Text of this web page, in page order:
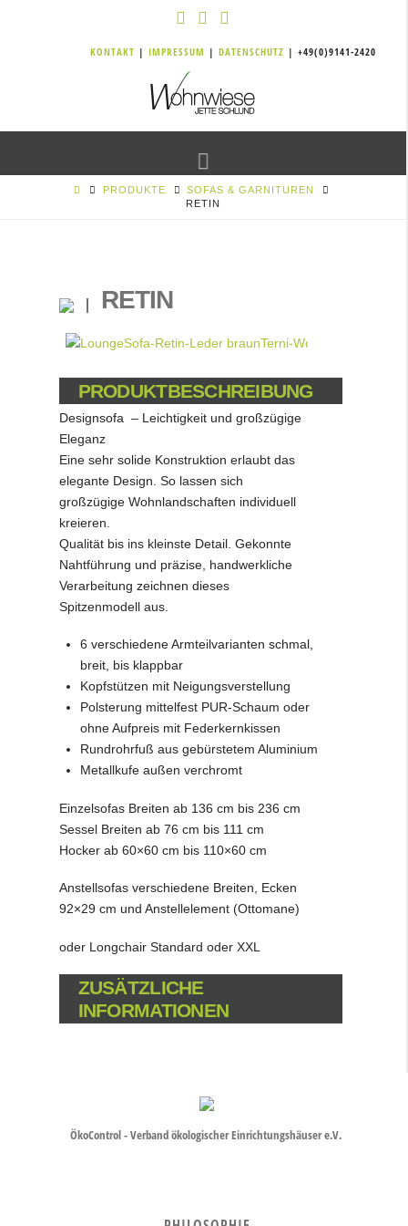
KONTAKT | IMPRESSUM | DATENSCHUTZ | +49(0)9141-2420
PRODUKTE
SOFAS & GARNITUREN
RETIN
RETIN
PRODUKTBESCHREIBUNG
Designsofa – Leichtigkeit und großzügige
Eleganz
Eine sehr solide Konstruktion erlaubt das
elegante Design. So lassen sich
großzügige Wohnlandschaften individuell
kreieren.
Qualität bis ins kleinste Detail. Gekonnte
Nahtführung und präzise, handwerkliche
Verarbeitung zeichnen dieses
Spitzenmodell aus.
6 verschiedene Armteilvarianten schmal,
breit, bis klappbar
Kopfstützen mit Neigungsverstellung
Polsterung mittelfest PUR-Schaum oder
ohne Aufpreis mit Federkernkissen
Rundrohrfuß aus gebürstetem Aluminium
Metallkufe außen verchromt
Einzelsofas Breiten ab 136 cm bis 236 cm
Sessel Breiten ab 76 cm bis 111 cm
Hocker ab 60×60 cm bis 110×60 cm
Anstellsofas verschiedene Breiten, Ecken
92×29 cm und Anstellelement (Ottomane)
oder Longchair Standard oder XXL
ZUSÄTZLICHE
INFORMATIONEN
ÖkoControl - Verband ökologischer Einrichtungshäuser e.V.